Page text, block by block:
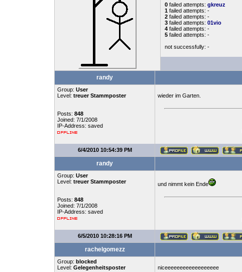
0 failed attempts: gkreuz
1 failed attempts: -
2 failed attempts: -
3 failed attempts: 01vio
4 failed attempts: -
5 failed attempts: -
not successfully: -
randy
Group: User
Level: treuer Stammposter
Posts: 848
Joined: 7/1/2008
IP-Address: saved
wieder im Garten.
6/4/2010 10:54:39 PM
randy
Group: User
Level: treuer Stammposter
Posts: 848
Joined: 7/1/2008
IP-Address: saved
und nimmt kein Ende
6/5/2010 10:28:16 PM
rachelgomezz
Group: blocked
Level: Gelegenheitsposter niceeeeeeeeeeeeeeeeee